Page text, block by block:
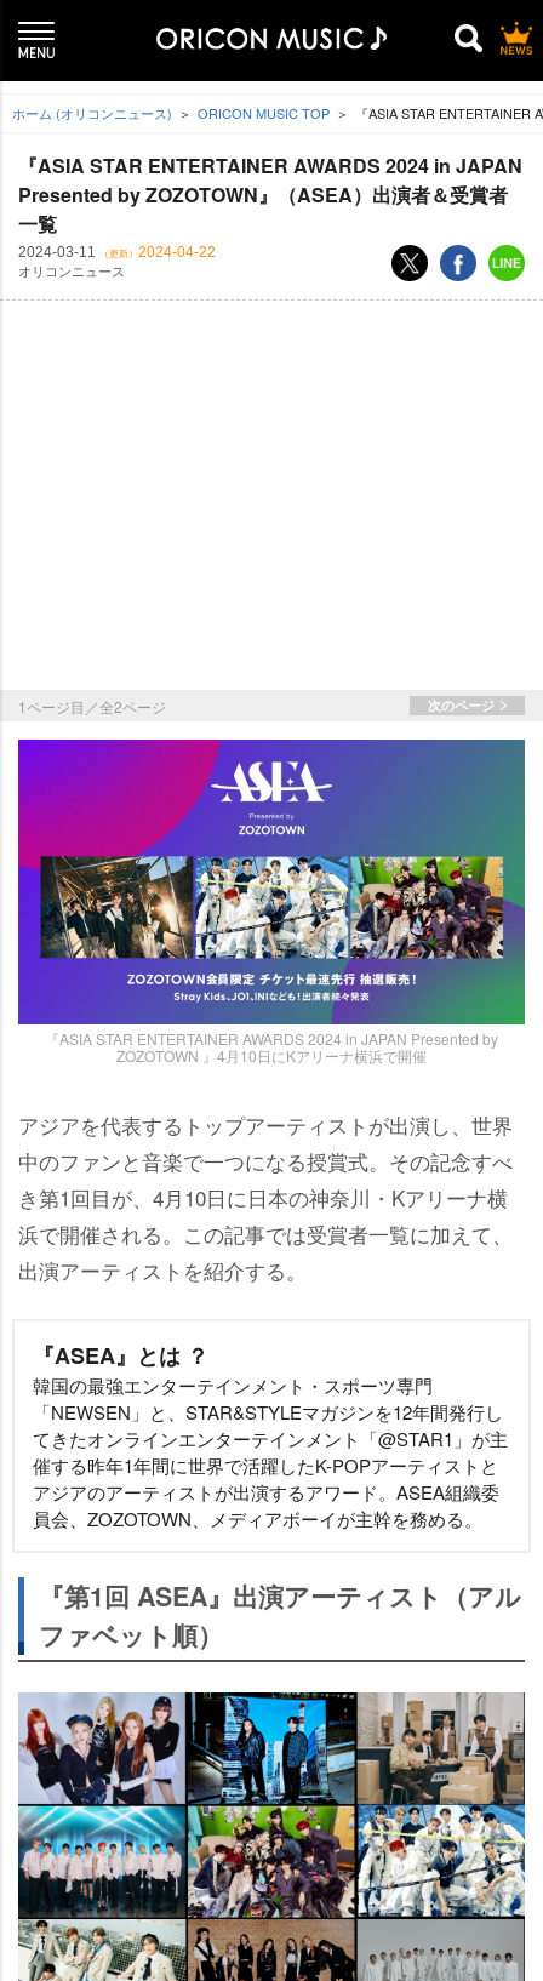
ホーム (オリコンニュース) ORICON MUSIC TOP 『ASIA STAR
『ASIA STAR ENTERTAINER AWARDS 2024 in JAPAN
Presented by ZOZOTOWN』（ASEA）出演者＆受賞者
一覧
2024-03-11 （更新） 2024-04-22
オリコンニュース
1ページ目／全2ページ 次のページ
『ASIA STAR ENTERTAINER AWARDS 2024 in JAPAN Presented by
ZOZOTOWN 』4月10日にKアリーナ横浜で開催
アジアを代表するトップアーティストが出演し、世界
中のファンと音楽で一つになる授賞式。その記念すべ
き第1回目が、4月10日に日本の神奈川・Kアリーナ横
浜で開催される。この記事では受賞者一覧に加えて、
出演アーティストを紹介する。
『ASEA』とは ？
韓国の最強エンターテインメント・スポーツ専門
「NEWSEN」と、STAR&STYLEマガジンを12年間発行し
てきたオンラインエンターテインメント「@STAR1」が主
催する昨年1年間に世界で活躍したK-POPアーティストと
アジアのアーティストが出演するアワード。ASEA組織委
員会、ZOZOTOWN、メディアボーイが主幹を務める。
『第1回 ASEA』出演アーティスト（アル
ファベット順）